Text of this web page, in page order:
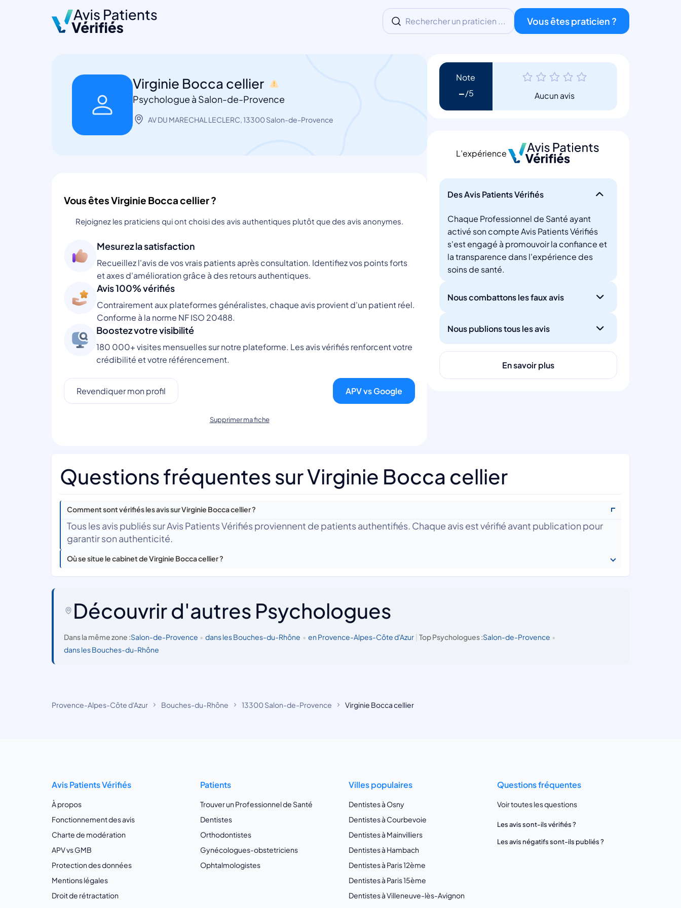
Rechercher un praticien ... Vous êtes praticien ?
Virginie Bocca cellier
Psychologue à Salon-de-Provence
AV DU MARECHAL LECLERC, 13300 Salon-de-Provence
Vous êtes Virginie Bocca cellier ?
Rejoignez les praticiens qui ont choisi des avis authentiques plutôt que des avis anonymes.
Mesurez la satisfaction
Recueillez l'avis de vos vrais patients après consultation. Identifiez vos points forts
et axes d'amélioration grâce à des retours authentiques.
Avis 100% vérifiés
Contrairement aux plateformes généralistes, chaque avis provient d'un patient réel.
Conforme à la norme NF ISO 20488.
Boostez votre visibilité
180 000+ visites mensuelles sur notre plateforme. Les avis vérifiés renforcent votre
crédibilité et votre référencement.
Revendiquer mon profil APV vs Google
Supprimer ma fiche
Note
- Aucun avis
L’expérience
Des Avis Patients Vérifiés
Chaque Professionnel de Santé ayant
activé son compte Avis Patients Vérifiés
s'est engagé à promouvoir la confiance et
la transparence dans l'expérience des
soins de santé.
Nous combattons les faux avis
Nous publions tous les avis
En savoir plus
Questions fréquentes sur Virginie Bocca cellier
Comment sont vérifiés les avis sur Virginie Bocca cellier ?
Tous les avis publiés sur Avis Patients Vérifiés proviennent de patients authentifiés. Chaque avis est vérifié avant publication pour
garantir son authenticité.
Où se situe le cabinet de Virginie Bocca cellier ?
Découvrir d'autres Psychologues
Dans la même zone :Salon-de-Provence • dans les Bouches-du-Rhône • en Provence-Alpes-Côte d'Azur | Top Psychologues :Salon-de-Provence •
dans les Bouches-du-Rhône
Provence-Alpes-Côte d'Azur Bouches-du-Rhône 13300 Salon-de-Provence Virginie Bocca cellier
Avis Patients Vérifiés
À propos
Fonctionnement des avis
Charte de modération
APV vs GMB
Protection des données
Mentions légales
Droit de rétractation
Patients
Trouver un Professionnel de Santé
Dentistes
Orthodontistes
Gynécologues-obstetriciens
Ophtalmologistes
Villes populaires
Dentistes à Osny
Dentistes à Courbevoie
Dentistes à Mainvilliers
Dentistes à Hambach
Dentistes à Paris 12ème
Dentistes à Paris 15ème
Dentistes à Villeneuve-lès-Avignon
Questions fréquentes
Voir toutes les questions
Les avis sont-ils vérifiés ?
Les avis négatifs sont-ils publiés ?